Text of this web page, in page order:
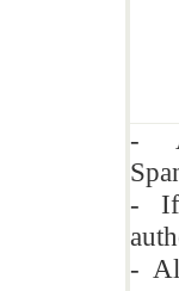
-
- If
-